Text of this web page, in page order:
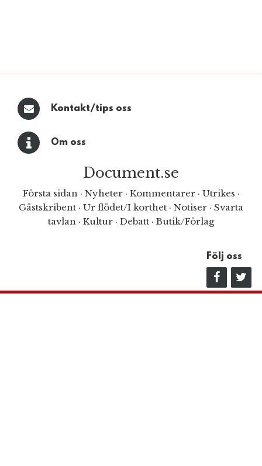
Kontakt/tips oss
Om oss
Document.se
Första sidan· Nyheter· Kommentarer· Utrikes ·
Gästskribent · Ur flödet/I korthet · Notiser · Svarta
tavlan · Kultur · Debatt · Butik/Förlag
Följ oss